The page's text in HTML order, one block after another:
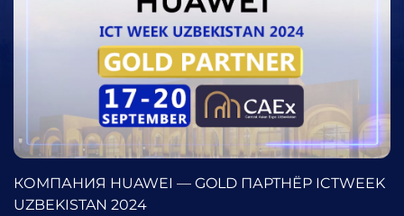
КОМПАНИЯ HUAWEI — GOLD ПАРТНЁР ICTWEEK
UZBEKISTAN 2024